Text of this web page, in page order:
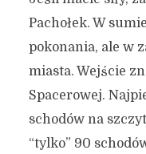
Pachołek. W
pokonania, ale w
miasta. Wejście
Spacerowej.
schodów na
“tylko” 90